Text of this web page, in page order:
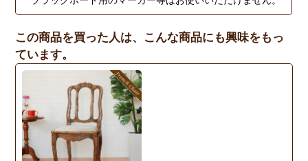
この商品を買った人は、こんな商品にも興味をもっ
ています。